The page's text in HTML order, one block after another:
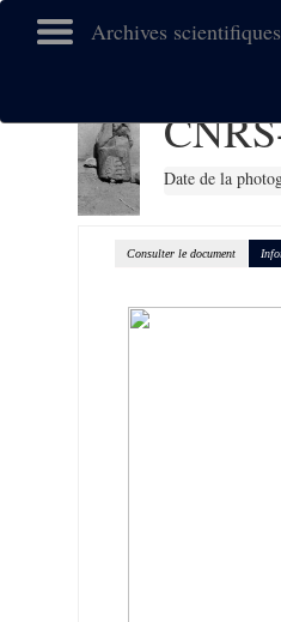
Archives
Date de la
Consulter le document